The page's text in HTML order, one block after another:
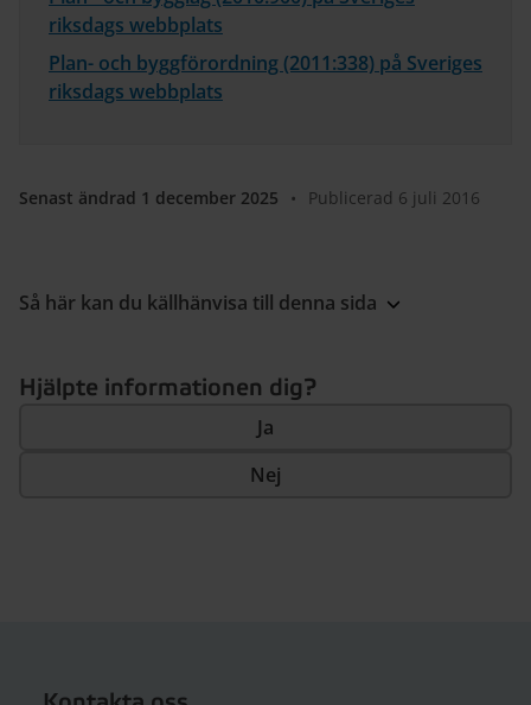
riksdags webbplats
Plan- och byggförordning (2011:338) på Sveriges
riksdags webbplats
Senast ändrad 1 december 2025 • Publicerad 6 juli 2016
Så här kan du källhänvisa till denna sida
Hjälpte informationen dig?
Ja
Nej